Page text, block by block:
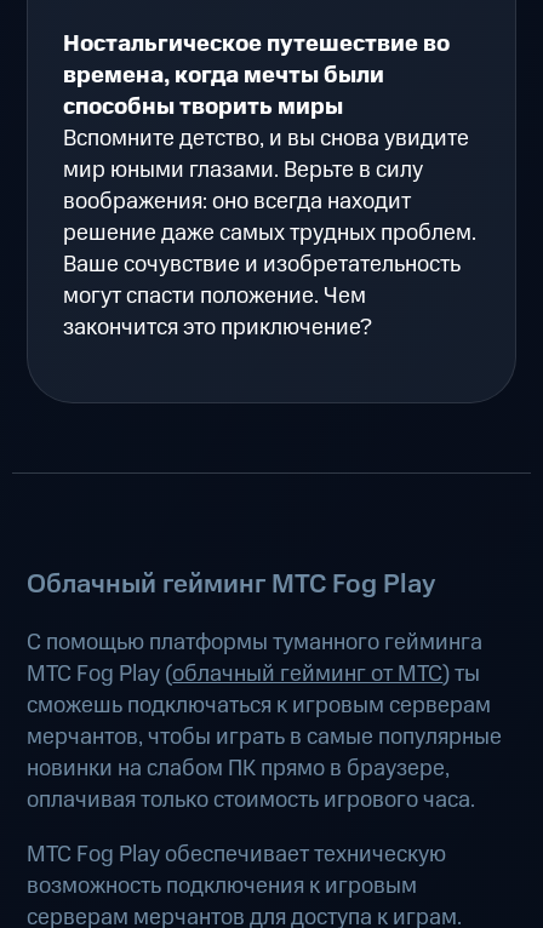
Ностальгическое путешествие во
времена, когда мечты были
способны творить миры
Вспомните детство, и вы снова увидите
мир юными глазами. Верьте в силу
воображения: оно всегда находит
решение даже самых трудных проблем.
Ваше сочувствие и изобретательность
могут спасти положение. Чем
закончится это приключение?
Облачный гейминг МТС Fog Play
С помощью платформы туманного гейминга
МТС Fog Play (облачный гейминг от МТС) ты
сможешь подключаться к игровым серверам
мерчантов, чтобы играть в самые популярные
новинки на слабом ПК прямо в браузере,
оплачивая только стоимость игрового часа.
МТС Fog Play обеспечивает техническую
возможность подключения к игровым
серверам мерчантов для доступа к играм.